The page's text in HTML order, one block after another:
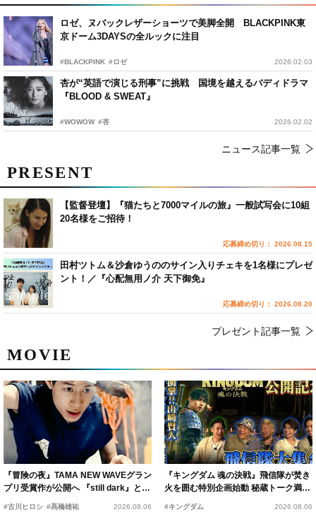
ロゼ、ヌバックレザーショーツで美脚全開 BLACKPINK東
京ドーム3DAYSの全ルックに注目
#BLACKPINK #ロゼ 2026.02.03
杏が“英語で演じる刑事”に挑戦 国境を越えるバディドラマ
『BLOOD & SWEAT』
#WOWOW #杏 2026.02.02
ニュース記事一覧
MOVIE
『冒険の夜』TAMA NEW WAVEグラン
プリ受賞作が公開へ 『still dark』と同
時上映決定
#古川ヒロシ #髙橋雄祐 2026.08.06
『キングダム 魂の決戦』飛信隊が焚き
火を囲む特別企画始動 秘蔵トーク満載
の“キングダムキャンプ”開催
#キングダム 2026.08.06
PRESENT
【監督登壇】『猫たちと7000マイルの旅』一般試写会に10組
20名様をご招待！
応募締め切り： 2026.08.15
田村ツトム＆沙倉ゆうののサイン入りチェキを1名様にプレゼ
ント！／『心配無用ノ介 天下御免』
応募締め切り： 2026.08.20
プレゼント記事一覧